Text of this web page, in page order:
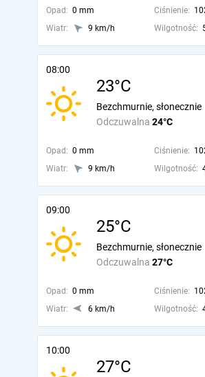
Opad: 0 mm Ciśnienie:
Wiatr:
9 km/h Wilgotność:
08:00
23°C
Odczuwalna 24°C
Bezchmurnie, słonecznie
Opad: 0 mm Ciśnienie:
Wiatr:
9 km/h Wilgotność:
09:00
25°C
Odczuwalna 27°C
Bezchmurnie, słonecznie
Opad: 0 mm Ciśnienie:
Wiatr:
6 km/h Wilgotność:
10:00
27°C